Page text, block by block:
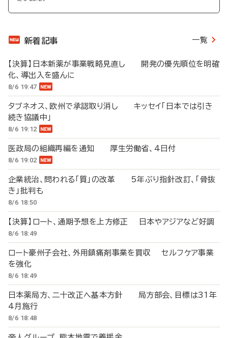
新着記事 一覧
【決算】日本新薬が事業戦略見直し 開発の優先順位を明確
化、導出入を盛んに
8/6 19:47
タブネオス、欧州で承認取り消し キッセイ「日本では引き
続き協議中」
8/6 19:12
医政局の組織再編を通知 厚生労働省、4日付
8/6 19:02
企業統治、問われる「質」の改革 5年ぶり指針改訂、「骨抜
き」批判も
8/6 18:50
【決算】ロート、通期予想を上方修正 日本やアジアなど好調
8/6 18:49
ロート豪州子会社、外用鎮痛剤事業を買収 セルフケア事業
を強化
8/6 18:49
日本薬局方、二十改正へ基本方針 局方部会、目標は31年
4月施行
8/6 18:48